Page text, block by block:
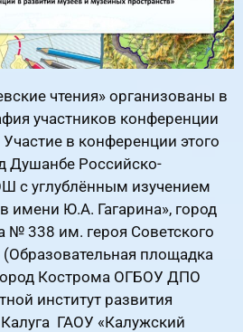
чтения» организованы в
участников конференции
в конференции этого
Душанбе Российско-
с углублённым изучением
имени Ю.А. Гагарина», город
338 им. героя Советского
площадка
Кострома ОГБОУ ДПО
институт развития
ГАОУ «Калужский